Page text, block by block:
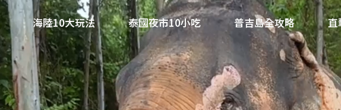
海陸10大玩法 泰國夜市10小吃 普吉島全攻略 直